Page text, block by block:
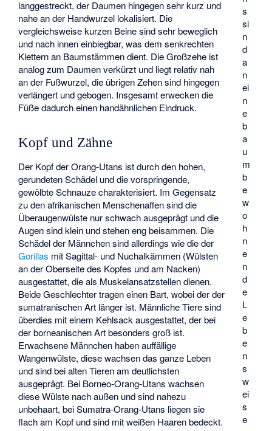
s
si
n
d
a
n
ei
n
e
b
a
u
m
b
e
w
o
h
n
e
n
d
e
L
e
b
e
n
s
w
ei
s
e
langgestreckt, der Daumen hingegen sehr kurz und
nahe an der Handwurzel lokalisiert. Die
vergleichsweise kurzen Beine sind sehr beweglich
und nach innen einbiegbar, was dem senkrechten
Klettern an Baumstämmen dient. Die Großzehe ist
analog zum Daumen verkürzt und liegt relativ nah
an der Fußwurzel, die übrigen Zehen sind hingegen
verlängert und gebogen. Insgesamt erwecken die
Füße dadurch einen handähnlichen Eindruck.
Kopf und Zähne
Der Kopf der Orang-Utans ist durch den hohen,
gerundeten Schädel und die vorspringende,
gewölbte Schnauze charakterisiert. Im Gegensatz
zu den afrikanischen Menschenaffen sind die
Überaugenwülste nur schwach ausgeprägt und die
Augen sind klein und stehen eng beisammen. Die
Schädel der Männchen sind allerdings wie die der
Gorillas mit Sagittal- und Nuchalkämmen (Wülsten
an der Oberseite des Kopfes und am Nacken)
ausgestattet, die als Muskelansatzstellen dienen.
Beide Geschlechter tragen einen Bart, wobei der der
sumatranischen Art länger ist. Männliche Tiere sind
überdies mit einem Kehlsack ausgestattet, der bei
der borneanischen Art besonders groß ist.
Erwachsene Männchen haben auffällige
Wangenwülste, diese wachsen das ganze Leben
und sind bei alten Tieren am deutlichsten
ausgeprägt. Bei Borneo-Orang-Utans wachsen
diese Wülste nach außen und sind nahezu
unbehaart, bei Sumatra-Orang-Utans liegen sie
flach am Kopf und sind mit weißen Haaren bedeckt.